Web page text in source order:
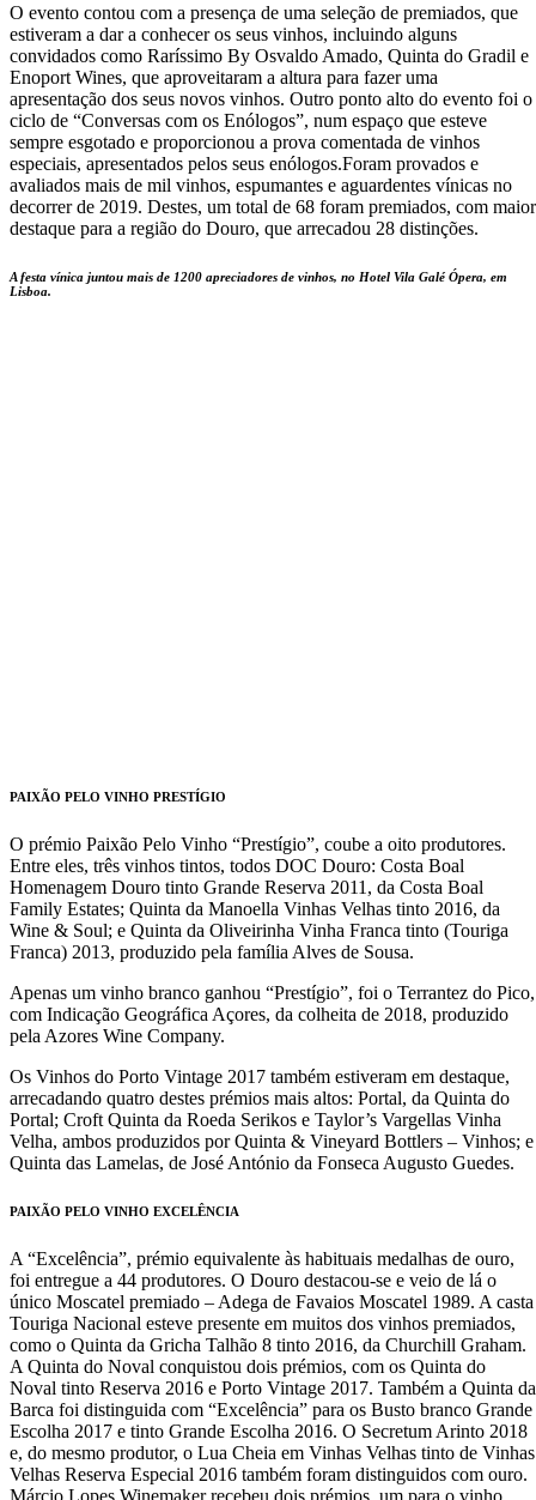
O evento contou com a presença de uma seleção de premiados, que
estiveram a dar a conhecer os seus vinhos, incluindo alguns
convidados como Raríssimo By Osvaldo Amado, Quinta do Gradil e
Enoport Wines, que aproveitaram a altura para fazer uma
apresentação dos seus novos vinhos. Outro ponto alto do evento foi o
ciclo de “Conversas com os Enólogos”, num espaço que esteve
sempre esgotado e proporcionou a prova comentada de vinhos
especiais, apresentados pelos seus enólogos.Foram provados e
avaliados mais de mil vinhos, espumantes e aguardentes vínicas no
decorrer de 2019. Destes, um total de 68 foram premiados, com maior
destaque para a região do Douro, que arrecadou 28 distinções.
A festa vínica juntou mais de 1200 apreciadores de vinhos, no Hotel Vila Galé Ópera, em
Lisboa.
PAIXÃO PELO VINHO PRESTÍGIO
O prémio Paixão Pelo Vinho “Prestígio”, coube a oito produtores.
Entre eles, três vinhos tintos, todos DOC Douro: Costa Boal
Homenagem Douro tinto Grande Reserva 2011, da Costa Boal
Family Estates; Quinta da Manoella Vinhas Velhas tinto 2016, da
Wine & Soul; e Quinta da Oliveirinha Vinha Franca tinto (Touriga
Franca) 2013, produzido pela família Alves de Sousa.
Apenas um vinho branco ganhou “Prestígio”, foi o Terrantez do Pico,
com Indicação Geográfica Açores, da colheita de 2018, produzido
pela Azores Wine Company.
Os Vinhos do Porto Vintage 2017 também estiveram em destaque,
arrecadando quatro destes prémios mais altos: Portal, da Quinta do
Portal; Croft Quinta da Roeda Serikos e Taylor’s Vargellas Vinha
Velha, ambos produzidos por Quinta & Vineyard Bottlers – Vinhos; e
Quinta das Lamelas, de José António da Fonseca Augusto Guedes.
PAIXÃO PELO VINHO EXCELÊNCIA
A “Excelência”, prémio equivalente às habituais medalhas de ouro,
foi entregue a 44 produtores. O Douro destacou-se e veio de lá o
único Moscatel premiado – Adega de Favaios Moscatel 1989. A casta
Touriga Nacional esteve presente em muitos dos vinhos premiados,
como o Quinta da Gricha Talhão 8 tinto 2016, da Churchill Graham.
A Quinta do Noval conquistou dois prémios, com os Quinta do
Noval tinto Reserva 2016 e Porto Vintage 2017. Também a Quinta da
Barca foi distinguida com “Excelência” para os Busto branco Grande
Escolha 2017 e tinto Grande Escolha 2016. O Secretum Arinto 2018
e, do mesmo produtor, o Lua Cheia em Vinhas Velhas tinto de Vinhas
Velhas Reserva Especial 2016 também foram distinguidos com ouro.
Márcio Lopes Winemaker recebeu dois prémios, um para o vinho